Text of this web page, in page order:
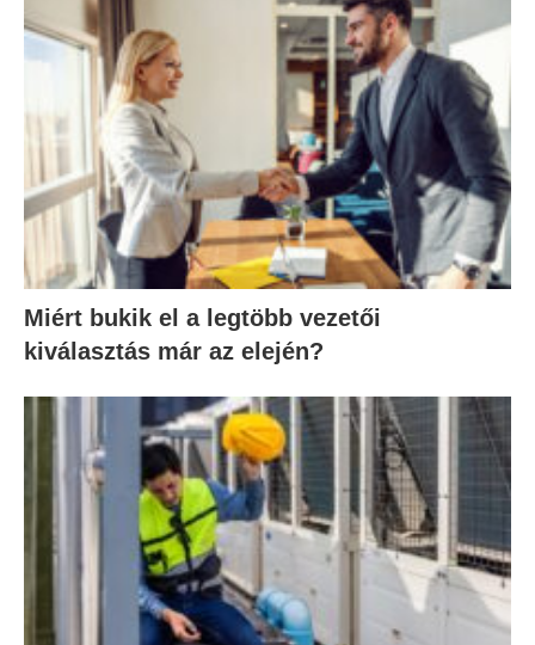
Miért bukik el a legtöbb vezetői
kiválasztás már az elején?